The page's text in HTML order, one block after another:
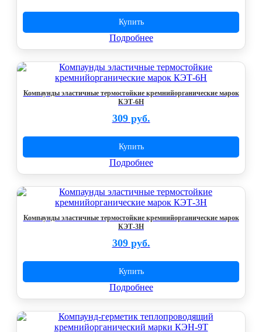
Купить
Подробнее
Компаунды эластичные термостойкие кремнийорганические марок
КЭТ-6Н
309 руб.
Купить
Подробнее
Компаунды эластичные термостойкие кремнийорганические марок
КЭТ-3Н
309 руб.
Купить
Подробнее